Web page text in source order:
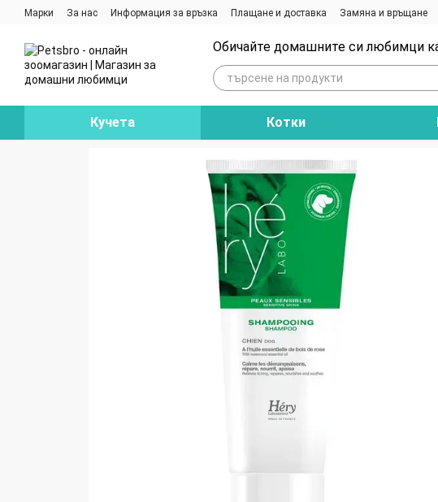
Премини към основното съдържание
Марки За нас Информация за връзка Плащане и доставка Замяна и връщане
Обичайте домашните си любимци
Кучета Котки